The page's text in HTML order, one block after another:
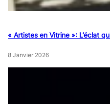
« Artistes en Vitrine »: L’éclat
8 Janvier 2026